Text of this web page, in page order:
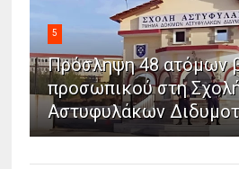
5
Πρόσληψη 48 ατόμων
προσωπικού στη
Αστυφυλάκων